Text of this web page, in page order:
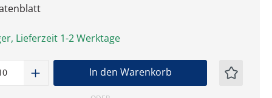
Lieferzeit 1-2 Werktage
Anzahl: Gib den gewünschten Wert
In den Warenkorb